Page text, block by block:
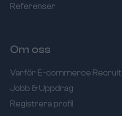
Referenser
Om oss
Varför E-commerce Recruit
Jobb & Uppdrag
Registrera profil